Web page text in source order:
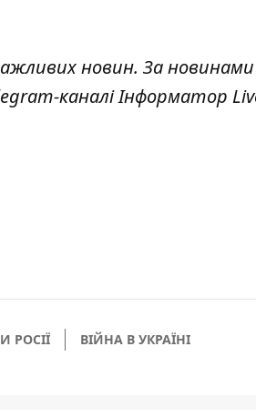
новин. За
каналіІнформатор
РОСІЇ ВІЙНА В УКРАЇНІ